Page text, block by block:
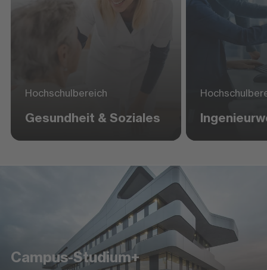
Hochschulbereich
Gesundheit & Soziales
Campus-Studium+